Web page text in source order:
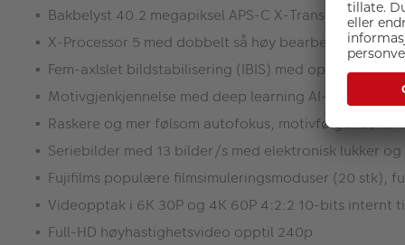
Bakbelyst 40.2 megapiksel APS-C X-Trans CMOS 5
X-Processor 5 med dobbelt så høy
Fem-axlslet bildstabilisering (IBIS) med opptil syv
Motivgjenkjennelse med deep learning AI-teknologi
Raskere og mer følsom autofokus, motivfølgende
Seriebilder med 13 bilder/s med elektronisk lukker
Fujifilms populære filmsimuleringsmoduser (20 stk),
Videopptak i 6K 30P og 4K 60P 4:2:2 10-bits internt
Full-HD høyhastighetsvideo opptil 240p